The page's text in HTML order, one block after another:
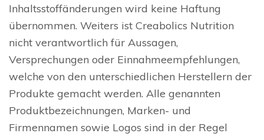
Inhaltsstoffänderungen wird keine Haftung
übernommen. Weiters ist Creabolics Nutrition
nicht verantwortlich für Aussagen,
Versprechungen oder Einnahmeempfehlungen,
welche von den unterschiedlichen Herstellern der
Produkte gemacht werden. Alle genannten
Produktbezeichnungen, Marken- und
Firmennamen sowie Logos sind in der Regel